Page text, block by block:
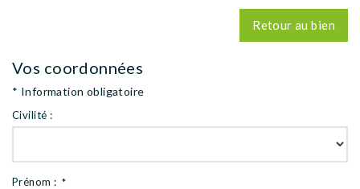
Retour au bien
Vos coordonnées
* Information obligatoire
Civilité :
Prénom :*